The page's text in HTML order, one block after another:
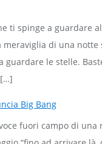
ti spinge a guardare
di una
guardare le stelle.
Big Bang
fuori campo di